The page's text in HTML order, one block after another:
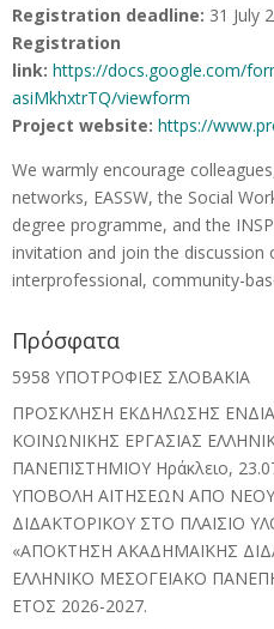
Registration deadline: 31 July
Registration
link: https://docs.google.com/
asiMkhxtrTQ/viewform
Project website: https://
We warmly encourage
networks, EASSW, the Social
degree programme, and the
invitation and join the
interprofessional, community-
Πρόσφατα
5958 ΥΠΟΤΡΟΦΙΕΣ ΣΛΟΒΑΚΙΑ
ΠΡΟΣΚΛΗΣΗ ΕΚΔΗΛΩΣΗΣ
ΚΟΙΝΩΝΙΚΗΣ ΕΡΓΑΣΙΑΣ
ΠΑΝΕΠΙΣΤΗΜΙΟΥ Ηράκλειο,
ΥΠΟΒΟΛΗ ΑΙΤΗΣΕΩΝ ΑΠΟ
ΔΙΔΑΚΤΟΡΙΚΟΥ ΣΤΟ ΠΛΑΙΣΙΟ
«ΑΠΟΚΤΗΣΗ ΑΚΑΔΗΜΑΪΚΗΣ
ΕΛΛΗΝΙΚΟ ΜΕΣΟΓΕΙΑΚΟ
ΕΤΟΣ 2026-2027.